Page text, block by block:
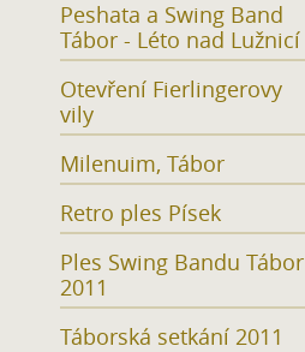
Peshata a Swing Band
Tábor - Léto nad Lužnicí
Otevření Fierlingerovy
vily
Milenuim, Tábor
Retro ples Písek
Ples Swing Bandu Tábor
2011
Táborská setkání 2011